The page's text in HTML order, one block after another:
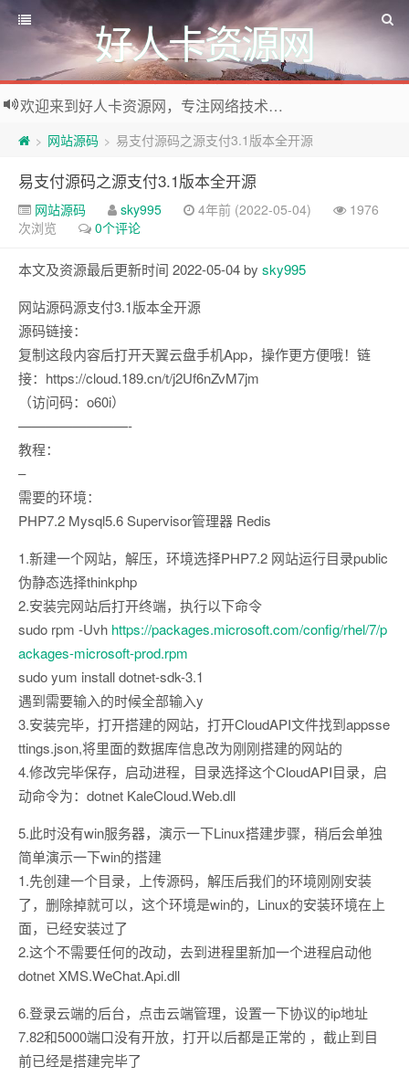
好人卡资源网
欢迎来到好人卡资源网，专注网络技术资源收集，我们不仅是网络资源的搬运工，也生产原创资源。寻找资源请留言或关注公众号:烈日下的男人
> 网站源码 > 易支付源码之源支付3.1版本全开源
易支付源码之源支付3.1版本全开源
网站源码 sky995 4年前 (2022-05-04)
1976
次浏览
0个评论
本文及资源最后更新时间 2022-05-04 by sky995
网站源码源支付3.1版本全开源
源码链接：
复制这段内容后打开天翼云盘手机App，操作更方便哦！链
接：https://cloud.189.cn/t/j2Uf6nZvM7jm
（访问码：o60i）
————————-
教程：
–
需要的环境：
PHP7.2 Mysql5.6 Supervisor管理器 Redis
1.新建一个网站，解压，环境选择PHP7.2 网站运行目录public
伪静态选择thinkphp
2.安装完网站后打开终端，执行以下命令
sudo rpm -Uvh https://packages.microsoft.com/config/rhel/7/p
ackages-microsoft-prod.rpm
sudo yum install dotnet-sdk-3.1
遇到需要输入的时候全部输入y
3.安装完毕，打开搭建的网站，打开CloudAPI文件找到appsse
ttings.json,将里面的数据库信息改为刚刚搭建的网站的
4.修改完毕保存，启动进程，目录选择这个CloudAPI目录，启
动命令为：dotnet KaleCloud.Web.dll
5.此时没有win服务器，演示一下Linux搭建步骤，稍后会单独
简单演示一下win的搭建
1.先创建一个目录，上传源码，解压后我们的环境刚刚安装
了，删除掉就可以，这个环境是win的，Linux的安装环境在上
面，已经安装过了
2.这个不需要任何的改动，去到进程里新加一个进程启动他
dotnet XMS.WeChat.Api.dll
6.登录云端的后台，点击云端管理，设置一下协议的ip地址
7.82和5000端口没有开放，打开以后都是正常的 ，截止到目
前已经是搭建完毕了